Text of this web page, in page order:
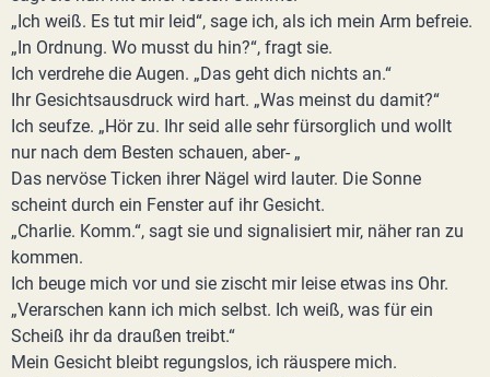
„Ich weiß. Es tut mir leid“, sage ich, als ich mein Arm befreie.
„In Ordnung. Wo musst du hin?“, fragt sie.
Ich verdrehe die Augen. „Das geht dich nichts an.“
Ihr Gesichtsausdruck wird hart. „Was meinst du damit?“
Ich seufze. „Hör zu. Ihr seid alle sehr fürsorglich und wollt
nur nach dem Besten schauen, aber- „
Das nervöse Ticken ihrer Nägel wird lauter. Die Sonne
scheint durch ein Fenster auf ihr Gesicht.
„Charlie. Komm.“, sagt sie und signalisiert mir, näher ran zu
kommen.
Ich beuge mich vor und sie zischt mir leise etwas ins Ohr.
„Verarschen kann ich mich selbst. Ich weiß, was für ein
Scheiß ihr da draußen treibt.“
Mein Gesicht bleibt regungslos, ich räuspere mich.